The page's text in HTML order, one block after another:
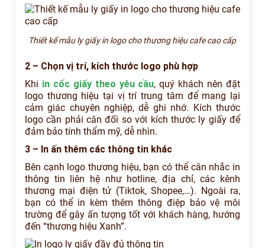
Thiết kế mẫu ly giấy in logo cho thương hiệu cafe cao cấp
2 – Chọn vị trí, kích thước logo phù hợp
Khi in cốc giấy theo yêu cầu, quý khách nên đặt
logo thương hiệu tại vị trí trung tâm để mang lại
cảm giác chuyên nghiệp, dễ ghi nhớ. Kích thước
logo cần phải cân đối so với kích thước ly giấy để
đảm bảo tính thẩm mỹ, dễ nhìn.
3 – In ấn thêm các thông tin khác
Bên cạnh logo thương hiệu, bạn có thể cân nhắc in
thông tin liên hệ như hotline, địa chỉ, các kênh
thương mại điện tử (Tiktok, Shopee,…). Ngoài ra,
bạn có thể in kèm thêm thông điệp bảo vệ môi
trường để gây ấn tượng tốt với khách hàng, hướng
đến “thương hiệu Xanh”.